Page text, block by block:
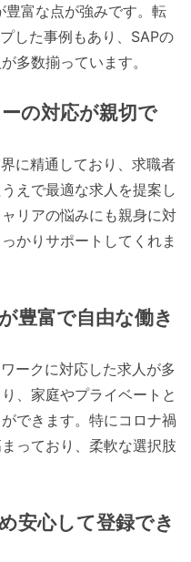
富な点が強みです。転
した事例もあり、SAPの
多数揃っています。
の対応が親切で
に精通しており、求職者
えで最適な求人を提案し
リアの悩みにも親身に対
かりサポートしてくれま
豊富で自由な働き
ークに対応した求人が多
、家庭やプライベートと
できます。特にコロナ禍
っており、柔軟な選択肢
安心して登録でき